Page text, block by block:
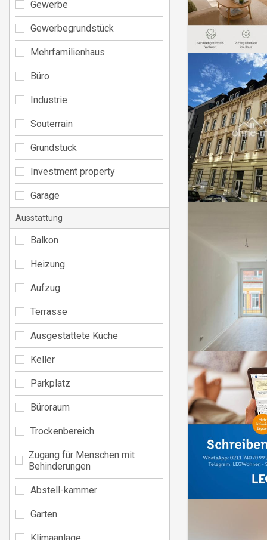
Gewerbe
Gewerbegrundstück
Mehrfamilienhaus
Büro
Industrie
Souterrain
Grundstück
Investment property
Garage
Ausstattung
Balkon
Heizung
Aufzug
Terrasse
Ausgestattete Küche
Keller
Parkplatz
Büroraum
Trockenbereich
Zugang für Menschen mit
Behinderungen
Abstell-kammer
Garten
Klimaanlage